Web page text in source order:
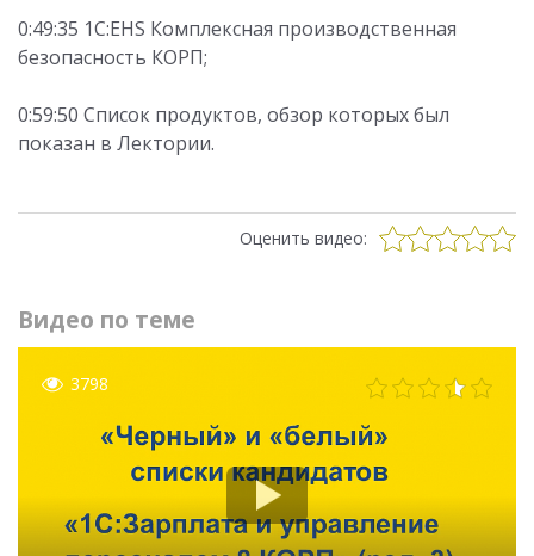
0:49:35 1С:EHS Комплексная производственная
безопасность КОРП;
0:59:50 Список продуктов, обзор которых был
показан в Лектории.
Оценить видео:
Видео по теме
3798